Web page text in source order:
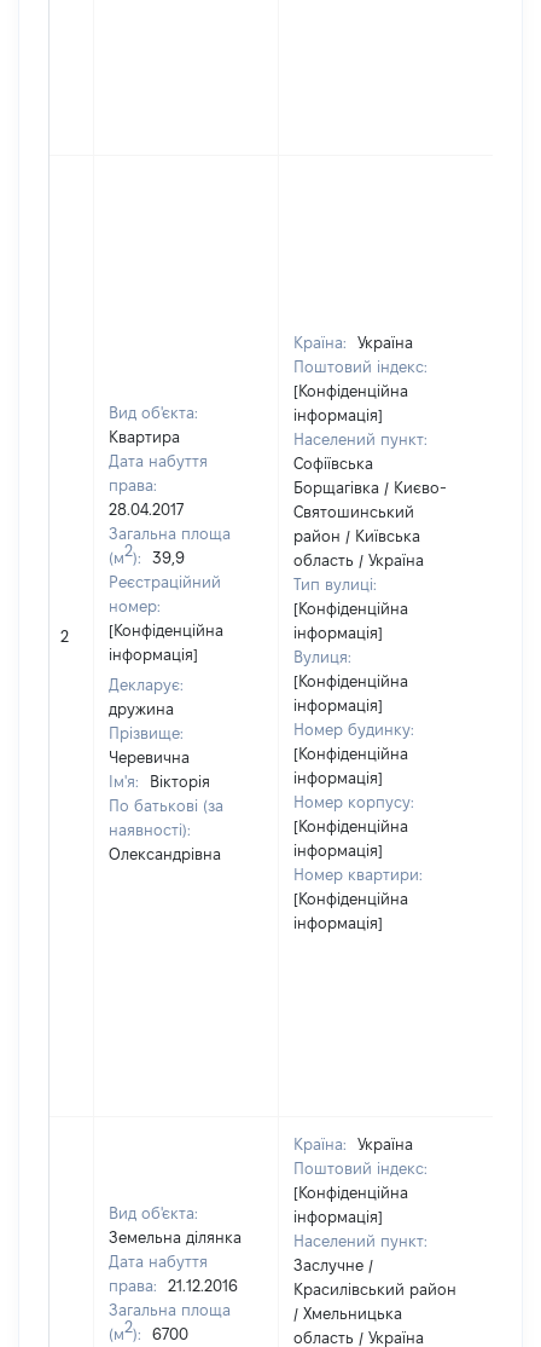
2
Вид об'єкта:
Квартира
Дата набуття
права:
28.04.2017
Загальна площа
(м2):
39,9
Реєстраційний
номер:
[Конфіденційна
інформація]
Декларує:
дружина
Прізвище:
Черевична
Ім'я:
Вікторія
По батькові (за
наявності):
Олександрівна
Країна:
Україна
Поштовий індекс:
[Конфіденційна
інформація]
Населений пункт:
Софіївська
Борщагівка / Києво-
Святошинський
район / Київська
область / Україна
Тип вулиці:
[Конфіденційна
інформація]
Вулиця:
[Конфіденційна
інформація]
Номер будинку:
[Конфіденційна
інформація]
Номер корпусу:
[Конфіденційна
інформація]
Номер квартири:
[Конфіденційна
інформація]
Вид об'єкта:
Земельна ділянка
Дата набуття
права:
21.12.2016
Загальна площа
(м2):
6700
Країна:
Україна
Поштовий індекс:
[Конфіденційна
інформація]
Населений пункт:
Заслучне /
Красилівський район
/ Хмельницька
область / Україна